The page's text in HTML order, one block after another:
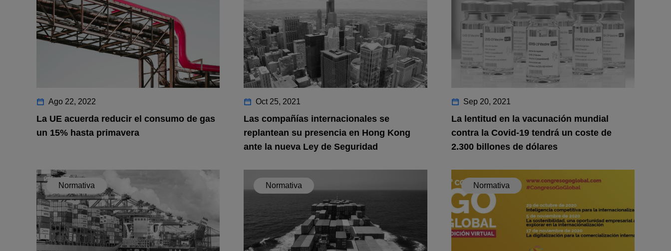
Ago 22, 2022
La UE acuerda reducir el consumo de gas
un 15% hasta primavera
Oct 25, 2021
Las compañías internacionales se
replantean su presencia en Hong Kong
ante la nueva Ley de Seguridad
Sep 20, 2021
La lentitud en la vacunación mundial
contra la Covid-19 tendrá un coste de
2.300 billones de dólares
Normativa Normativa Normativa